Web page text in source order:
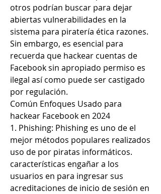
otros podrían buscar para dejar
abiertas vulnerabilidades en la
sistema para piratería ética razones.
Sin embargo, es esencial para
recuerda que hackear cuentas de
Facebook sin apropiado permiso es
ilegal así como puede ser castigado
por regulación.
Común Enfoques Usado para
hackear Facebook en 2024
1. Phishing: Phishing es uno de el
mejor métodos populares realizados
uso de por piratas informáticos.
características engañar a los
usuarios en para ingresar sus
acreditaciones de inicio de sesión en